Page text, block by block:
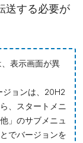
送する必要が
表示画面が異
ジョンは、20H2
、スタートメニ
」のサブメニュ
でバージョンを